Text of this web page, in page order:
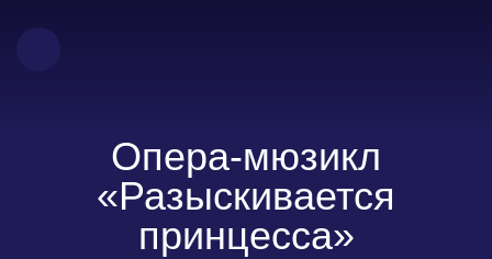
Опера-мюзикл
«Разыскивается
принцесса»